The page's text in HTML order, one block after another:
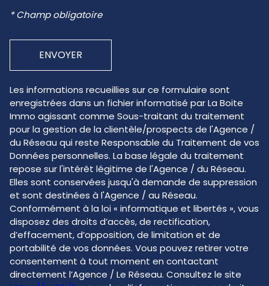
* Champ obligatoire
ENVOYER
Les informations recueillies sur ce formulaire sont
enregistrées dans un fichier informatisé par La Boite
Immo agissant comme Sous-traitant du traitement
pour la gestion de la clientèle/prospects de l'Agence /
du Réseau qui reste Responsable du Traitement de vos
Données personnelles. La base légale du traitement
repose sur l'intérêt légitime de l'Agence / du Réseau.
Elles sont conservées jusqu'à demande de suppression
et sont destinées à l'Agence / au Réseau.
Conformément à la loi « informatique et libertés », vous
disposez des droits d’accès, de rectification,
d’effacement, d’opposition, de limitation et de
portabilité de vos données. Vous pouvez retirer votre
consentement à tout moment en contactant
directement l’Agence / Le Réseau. Consultez le site